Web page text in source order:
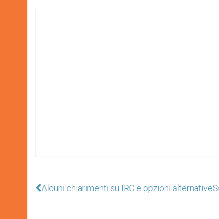
Alcuni chiarimenti su IRC e opzioni alternative